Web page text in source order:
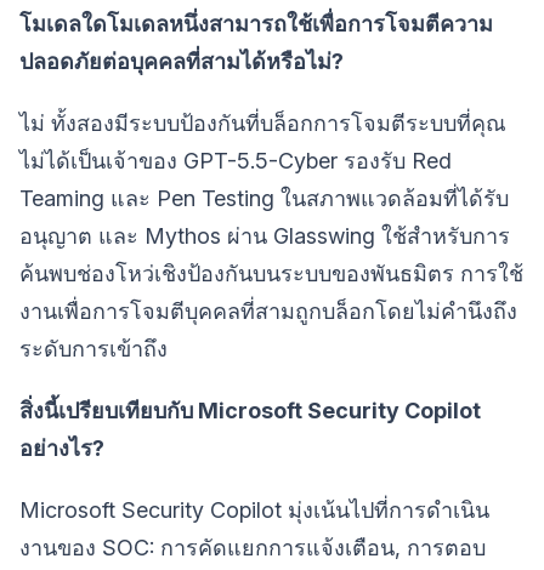
โมเดลใดโมเดลหนึ่งสามารถใช้เพื่อการโจมตีความ
ปลอดภัยต่อบุคคลที่สามได้หรือไม่?
ไม่ ทั้งสองมีระบบป้องกันที่บล็อกการโจมตีระบบที่คุณ
ไม่ได้เป็นเจ้าของ GPT-5.5-Cyber รองรับ Red
Teaming และ Pen Testing ในสภาพแวดล้อมที่ได้รับ
อนุญาต และ Mythos ผ่าน Glasswing ใช้สำหรับการ
ค้นพบช่องโหว่เชิงป้องกันบนระบบของพันธมิตร การใช้
งานเพื่อการโจมตีบุคคลที่สามถูกบล็อกโดยไม่คำนึงถึง
ระดับการเข้าถึง
สิ่งนี้เปรียบเทียบกับ Microsoft Security Copilot
อย่างไร?
Microsoft Security Copilot มุ่งเน้นไปที่การดำเนิน
งานของ SOC: การคัดแยกการแจ้งเตือน, การตอบ